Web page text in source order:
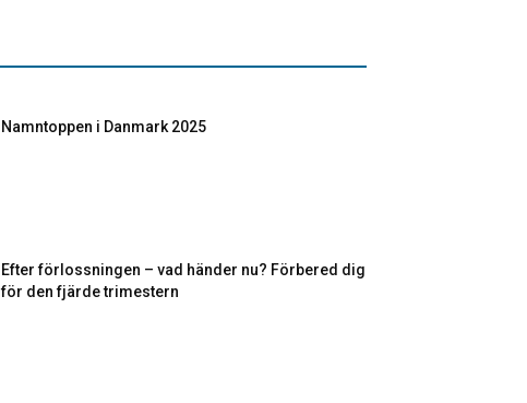
Namntoppen i Danmark 2025
Efter förlossningen – vad händer nu? Förbered dig
för den fjärde trimestern